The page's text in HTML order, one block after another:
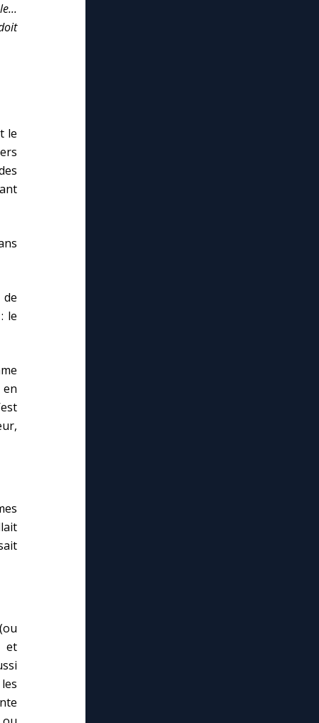
le
le
et